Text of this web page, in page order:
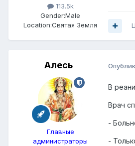
113.5k
Gender:Male
Location:Святая Земля
Алесь
Главные
администраторы
В
Врач
-
-